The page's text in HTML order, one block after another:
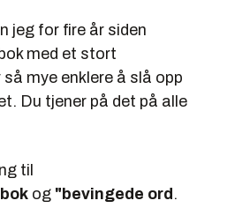
jeg for fire år siden
med et stort
mye enklere å slå opp
Du tjener på det på alle
til
og "bevingede ord .